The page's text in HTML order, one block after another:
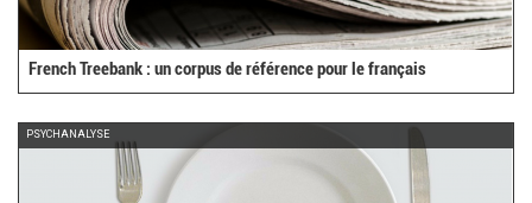
French Treebank : un corpus de référence pour le français
PSYCHANALYSE